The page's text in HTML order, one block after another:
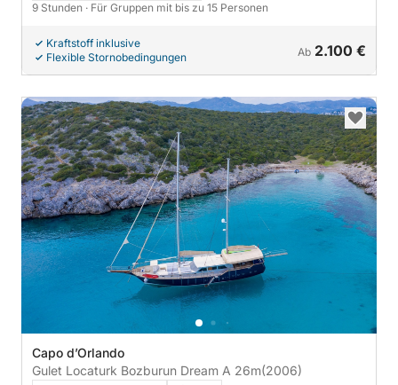
9 Stunden · Für Gruppen mit bis zu 15 Personen
Kraftstoff inklusive
Flexible Stornobedingungen
Ab 2.100 €
Capo d’Orlando
Gulet Locaturk Bozburun Dream A 26m(2006)